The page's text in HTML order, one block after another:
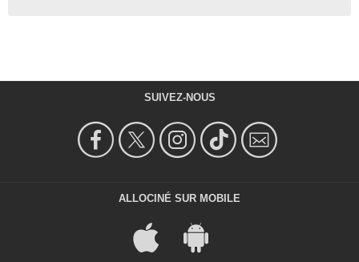
SUIVEZ-NOUS
ALLOCINÉ SUR MOBILE